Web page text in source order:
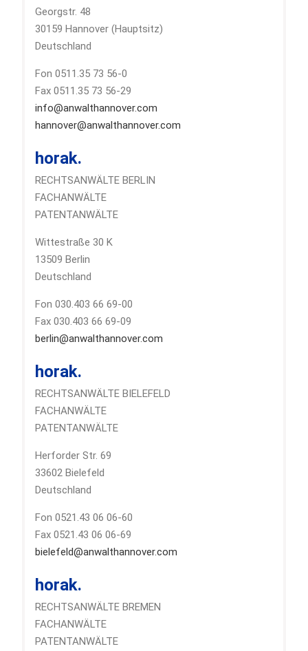
Georgstr. 48
30159 Hannover (Hauptsitz)
Deutschland
Fon 0511.35 73 56-0
Fax 0511.35 73 56-29
info@anwalthannover.com
hannover@anwalthannover.com
horak.
RECHTSANWÄLTE BERLIN
FACHANWÄLTE
PATENTANWÄLTE
Wittestraße 30 K
13509 Berlin
Deutschland
Fon 030.403 66 69-00
Fax 030.403 66 69-09
berlin@anwalthannover.com
horak.
RECHTSANWÄLTE BIELEFELD
FACHANWÄLTE
PATENTANWÄLTE
Herforder Str. 69
33602 Bielefeld
Deutschland
Fon 0521.43 06 06-60
Fax 0521.43 06 06-69
bielefeld@anwalthannover.com
horak.
RECHTSANWÄLTE BREMEN
FACHANWÄLTE
PATENTANWÄLTE